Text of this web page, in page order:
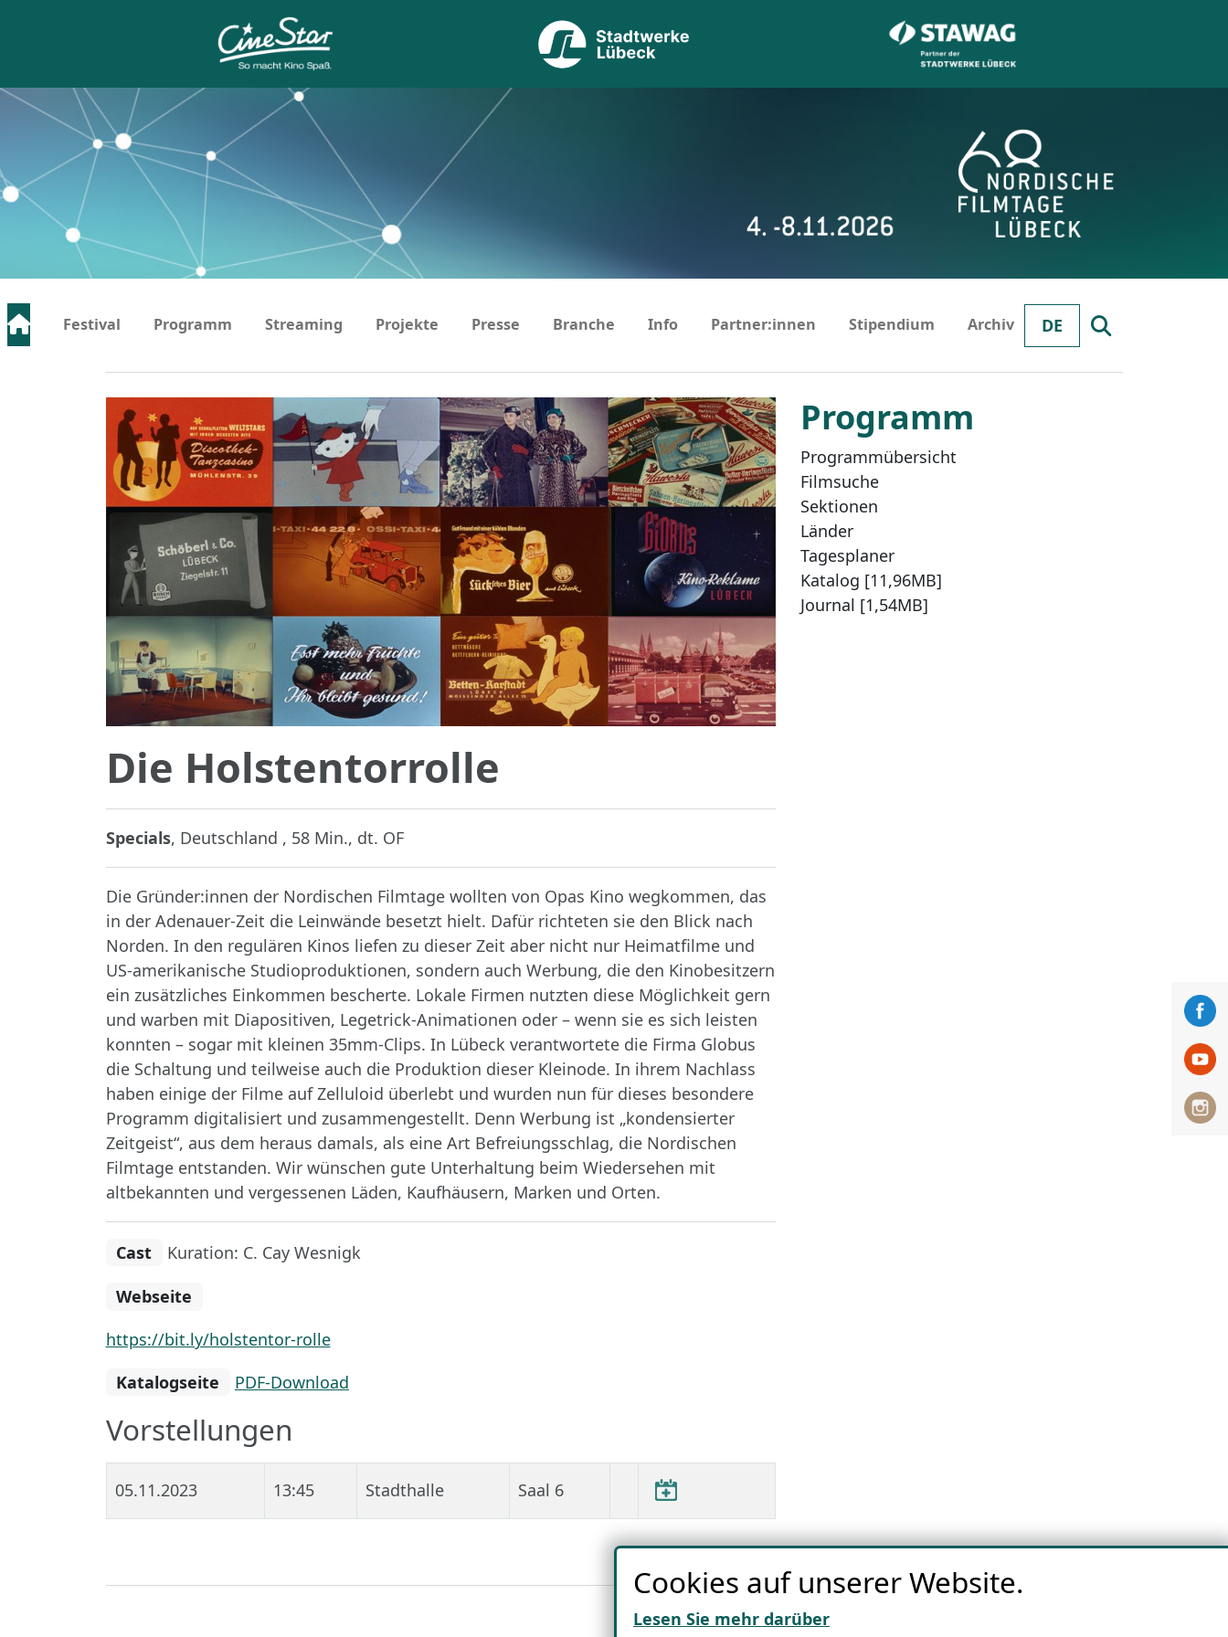
…
DE
Festival Programm Streaming Projekte Presse Branche Info Partner:innen Stipendium Archiv
Programm
Programmübersicht
Filmsuche
Sektionen
Länder
Tagesplaner
Katalog [11,96MB]
Journal [1,54MB]
Die Holstentorrolle
Specials, Deutschland , 58 Min., dt. OF
Die Gründer:innen der Nordischen Filmtage wollten von Opas Kino wegkommen, das
in der Adenauer-Zeit die Leinwände besetzt hielt. Dafür richteten sie den Blick nach
Norden. In den regulären Kinos liefen zu dieser Zeit aber nicht nur Heimatfilme und
US-amerikanische Studioproduktionen, sondern auch Werbung, die den Kinobesitzern
ein zusätzliches Einkommen bescherte. Lokale Firmen nutzten diese Möglichkeit gern
und warben mit Diapositiven, Legetrick-Animationen oder – wenn sie es sich leisten
konnten – sogar mit kleinen 35mm-Clips. In Lübeck verantwortete die Firma Globus
die Schaltung und teilweise auch die Produktion dieser Kleinode. In ihrem Nachlass
haben einige der Filme auf Zelluloid überlebt und wurden nun für dieses besondere
Programm digitalisiert und zusammengestellt. Denn Werbung ist „kondensierter
Zeitgeist“, aus dem heraus damals, als eine Art Befreiungsschlag, die Nordischen
Filmtage entstanden. Wir wünschen gute Unterhaltung beim Wiedersehen mit
altbekannten und vergessenen Läden, Kaufhäusern, Marken und Orten.
Cast Kuration: C. Cay Wesnigk
Webseite
https://bit.ly/holstentor-rolle
Katalogseite
PDF-Download
Vorstellungen
05.11.2023 13:45 Stadthalle Saal 6
Cookies auf unserer Website.
Lesen Sie mehr darüber